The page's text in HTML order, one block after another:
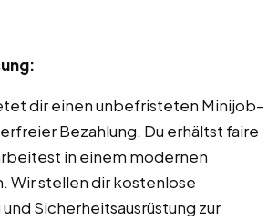
dir einen unbefristeten Minijob-
Bezahlung. Du erhältst faire
in einem modernen
Wir stellen dir kostenlose
Sicherheitsausrüstung zur